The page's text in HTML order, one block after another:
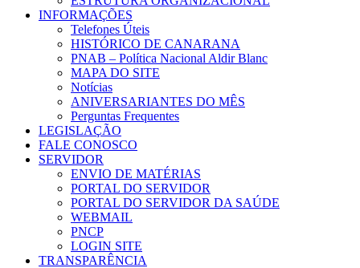
INFORMAÇÕES
Telefones Úteis
HISTÓRICO DE CANARANA
PNAB – Política Nacional Aldir Blanc
MAPA DO SITE
Notícias
ANIVERSARIANTES DO MÊS
Perguntas Frequentes
LEGISLAÇÃO
FALE CONOSCO
SERVIDOR
ENVIO DE MATÉRIAS
PORTAL DO SERVIDOR
PORTAL DO SERVIDOR DA SAÚDE
WEBMAIL
PNCP
LOGIN SITE
TRANSPARÊNCIA